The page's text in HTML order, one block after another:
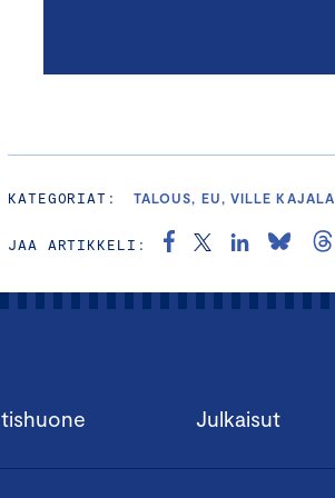
KATEGORIAT: TALOUS, EU, VILLE KAJALA
JAA ARTIKKELI:
Julkaisut